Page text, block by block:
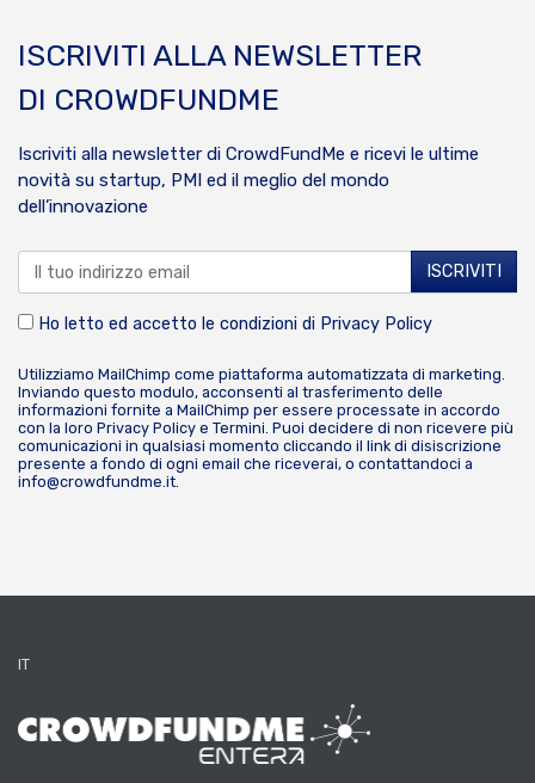
ISCRIVITI ALLA NEWSLETTER
DI CROWDFUNDME
Iscriviti alla newsletter di CrowdFundMe e ricevi le ultime
novità su startup, PMI ed il meglio del mondo
dell’innovazione
Ho letto ed accetto le condizioni di Privacy Policy
Utilizziamo MailChimp come piattaforma automatizzata di marketing.
Inviando questo modulo, acconsenti al trasferimento delle
informazioni fornite a MailChimp per essere processate in accordo
con la loro Privacy Policy e Termini . Puoi decidere di non ricevere più
comunicazioni in qualsiasi momento cliccando il link di disiscrizione
presente a fondo di ogni email che riceverai, o contattandoci a
info@crowdfundme.it
IT